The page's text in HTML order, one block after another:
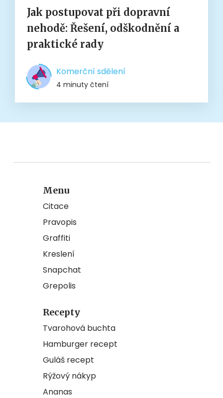
Jak postupovat při dopravní
nehodě: Řešení, odškodnění a
praktické rady
Komerční sdělení
4 minuty čtení
Menu
Citace
Pravopis
Graffiti
Kreslení
Snapchat
Grepolis
Recepty
Tvarohová buchta
Hamburger recept
Guláš recept
Rýžový nákyp
Ananas